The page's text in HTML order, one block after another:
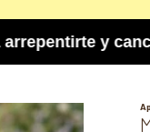
y cancelar